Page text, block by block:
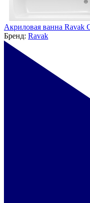
Акриловая ванна Ravak
Бренд: Ravak